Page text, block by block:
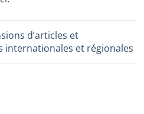
d’articles et
internationales et régionales